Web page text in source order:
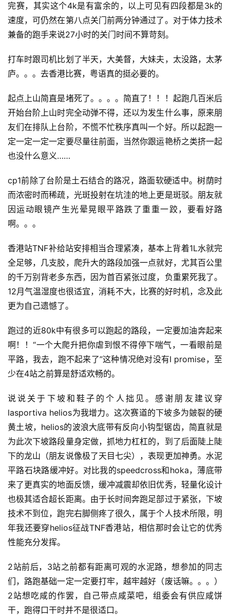
完赛，其实这个4k是有富余的，以上可见有四段都是3k的
速度，可仍然在第八点关门前两分钟通过了。对于体力技术
兼备的跑手来说27小时的关门时间不算苛刻。
打车时跟司机比划了半天，大美督，大妹夫，太没路，太茅
庐。。。去香港比赛，粤语真的挺必要的。
起点上山简直是堵死了。。。。简直了！！！起跑几百米后
开始台阶上山时完全动弹不得，还以为发生什么事，原来朋
友们在排队上台阶，不慌不忙秩序真叫一个好。所以起跑一
定一定一定一定要尽量往前面，当然你跟运艳桥之类挤一起
也没什么意义……
cp1前除了台阶是土石结合的路况，路面软硬适中。树荫时
而浓密时而稀疏，光斑投射在坑洼的地上更是斑驳。朋友就
因运动眼镜产生光晕晃眼平路跌了重重一跤，要看好路
啊。。。
香港站TNF补给站安排相当合理紧凑，基本上背着1L水就完
全足够，几支胶，爬升大的路段加强一点就好，尤其百公里
的千万别背老多东西，因为首百紧张过度，负重累死我了。
12月气温湿度也很适宜，消耗不大，比赛的好时机，念及此
更为自己遗憾了。
跑过的近80k中有很多可以跑起的路段，一定要加油奔起来
啊！！“一个大爬升把你虐到恨不得停下喘气，一看眼前是
平路，我去，跑不起来了”这种情况绝对没有I promise，至
少在4站之前算是舒适欢畅的。
说说关于下坡和鞋子的个人拙见。感谢朋友建议穿
lasportiva helios为我增力。这次赛道的下坡多为皴裂的硬
黄土坡，helios的波浪大底带有反向小钩型锯齿，简直就是
为此次下坡路段量身定做，抓地力杠杠的，到了后面陡上陡
下的龙山（朋友说像极了天目七尖），表现更加神勇。水泥
平路石块路缓冲好。对比我的speedcross和hoka，薄底带
来了更真实的地面反馈，缓冲减震却依旧优秀，轻量化设计
也极其适合超长距离。由于长时间奔跑足部过于紧张，下坡
技术不到位，跑完右脚侧疼了很久，属于个人技术所限，明
年我还要穿helios征战TNF香港站，相信那时会让它的优秀
性能充分发挥。
2站前后，3站之前都有距离可观的水泥路，想参加的同志
们，路跑基础一定一定要打牢，越牢越好（废话嘛。。。）
2站想吃咸的作罢，自己带点咸菜吧，组委会有供应咸饼
干，跑得口干时并不是很适口。